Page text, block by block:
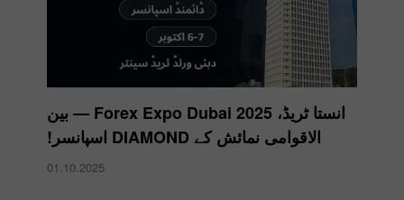
انستا ٹریڈ، Forex Expo Dubai 2025 — بین
الاقوامی نمائش کے DIAMOND اسپانسر!
01.10.2025